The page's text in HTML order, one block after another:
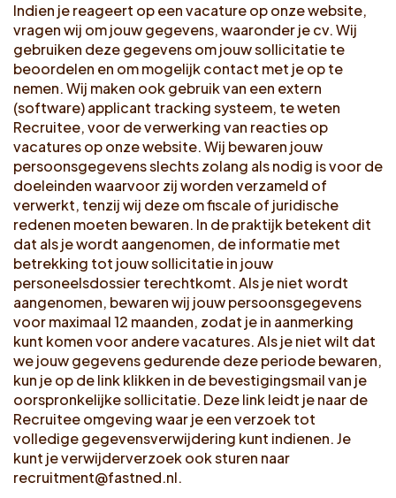
Indien je reageert op een vacature op onze website,
vragen wij om jouw gegevens, waaronder je cv. Wij
gebruiken deze gegevens om jouw sollicitatie te
beoordelen en om mogelijk contact met je op te
nemen. Wij maken ook gebruik van een extern
(software) applicant tracking systeem, te weten
Recruitee, voor de verwerking van reacties op
vacatures op onze website. Wij bewaren jouw
persoonsgegevens slechts zolang als nodig is voor de
doeleinden waarvoor zij worden verzameld of
verwerkt, tenzij wij deze om fiscale of juridische
redenen moeten bewaren. In de praktijk betekent dit
dat als je wordt aangenomen, de informatie met
betrekking tot jouw sollicitatie in jouw
personeelsdossier terechtkomt. Als je niet wordt
aangenomen, bewaren wij jouw persoonsgegevens
voor maximaal 12 maanden, zodat je in aanmerking
kunt komen voor andere vacatures. Als je niet wilt dat
we jouw gegevens gedurende deze periode bewaren,
kun je op de link klikken in de bevestigingsmail van je
oorspronkelijke sollicitatie. Deze link leidt je naar de
Recruitee omgeving waar je een verzoek tot
volledige gegevensverwijdering kunt indienen. Je
kunt je verwijderverzoek ook sturen naar
recruitment@fastned.nl.